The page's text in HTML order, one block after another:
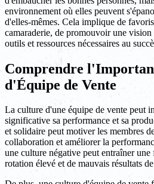
environnement où elles peuvent
d'elles-mêmes. Cela implique de
camaraderie, de promouvoir une
outils et ressources nécessaires au
Comprendre
d'Équipe de Vente
La culture d'une équipe de vente peut
significative sa performance et sa
et solidaire peut motiver les membres
collaboration et améliorer la
une culture négative peut entraîner
rotation élevé et de mauvais résultats